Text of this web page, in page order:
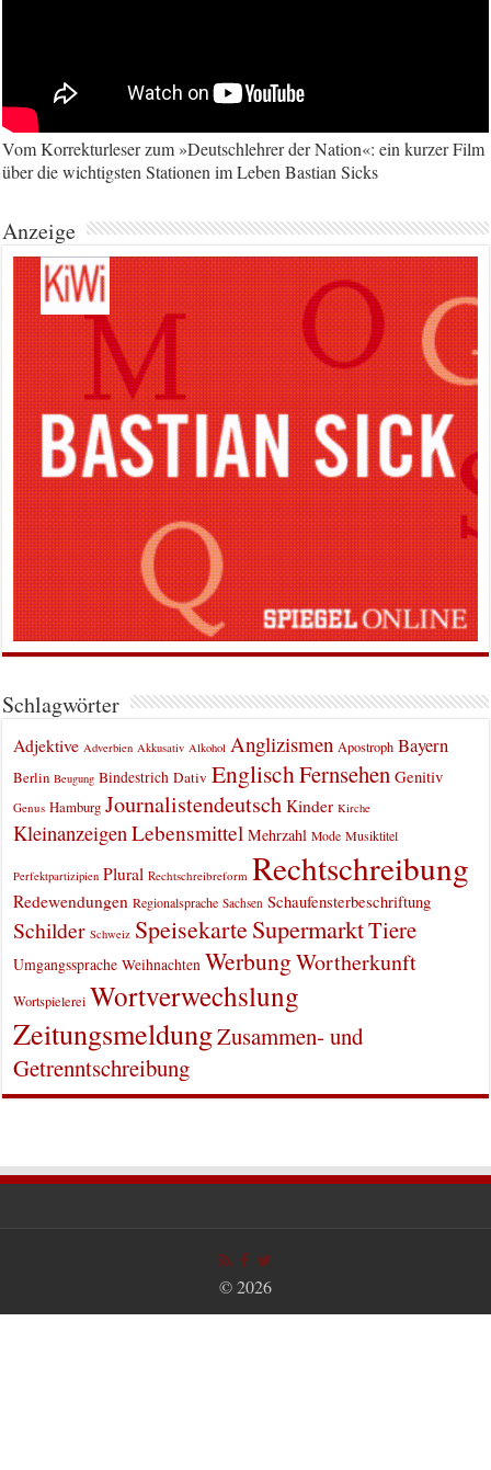
Vom Korrekturleser zum »Deutschlehrer der Nation«: ein kurzer Film
über die wichtigsten Stationen im Leben Bastian Sicks
Anzeige
Schlagwörter
Adjektive Adverbien Akkusativ Alkohol Anglizismen Apostroph Bayern
Berlin Beugung Bindestrich Dativ EnglischFernsehen Genitiv
Genus Hamburg Journalistendeutsch Kinder Kirche
Kleinanzeigen Lebensmittel Mehrzahl Mode Musiktitel
Perfektpartizipien Plural Rechtschreibreform Rechtschreibung
Redewendungen Regionalsprache Sachsen Schaufensterbeschriftung
Schilder Schweiz SpeisekarteSupermarktTiere
Umgangssprache Weihnachten WerbungWortherkunft
Wortspielerei Wortverwechslung
ZeitungsmeldungZusammen- und
Getrenntschreibung
© 2026